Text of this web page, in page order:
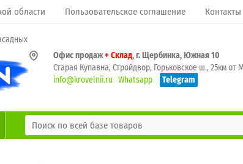
области Пользовательское соглашение Контакты
Офис продаж+ Склад, г. Щербинка, Южная 10
Старая Купавна, Стройдвор, Горьковское ш., 25км от
info@krovelnii.ru Whatsapp Telegram